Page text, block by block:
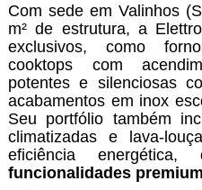
Com sede em Valinhos
m² de estrutura, a
exclusivos, como
cooktops com
potentes e silenciosas
acabamentos em inox
Seu portfólio também
climatizadas e lava-
eficiência energética,
funcionalidades